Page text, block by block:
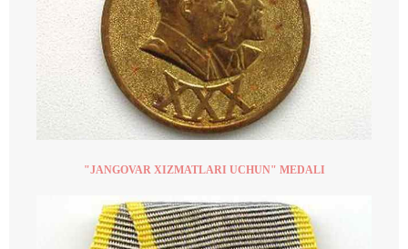
"JANGOVAR XIZMATLARI UCHUN" MEDALI